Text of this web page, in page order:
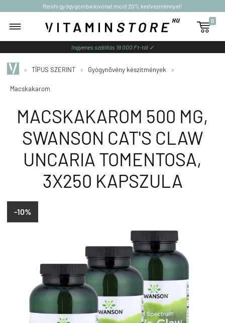
Reishi gyógygomba kivonat most 20% kedvezménnyel!

0
Ingyenes szállítás 19 000 Ft-tól ✓
» TÍPUS SZERINT » Gyógynövény készítmények »
Macskakarom
MACSKAKAROM 500 MG,
SWANSON CAT'S CLAW
UNCARIA TOMENTOSA,
3X250 KAPSZULA
-10%